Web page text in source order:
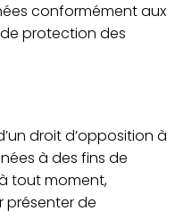
conformément aux
protection des
droit d’opposition à
à des fins de
tout moment,
présenter de